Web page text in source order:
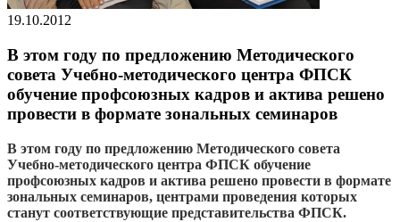
19.10.2012
В этом году по предложению Методического
совета Учебно-методического центра ФПСК
обучение профсоюзных кадров и актива решено
провести в формате зональных семинаров
В этом году по предложению Методического совета
Учебно-методического центра ФПСК обучение
профсоюзных кадров и актива решено провести в формате
зональных семинаров, центрами проведения которых
станут соответствующие представительства ФПСК.